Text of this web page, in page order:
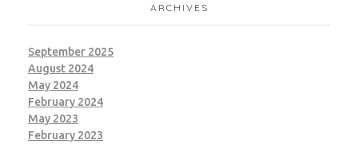
ARCHIVES
September 2025
August 2024
May 2024
February 2024
May 2023
February 2023